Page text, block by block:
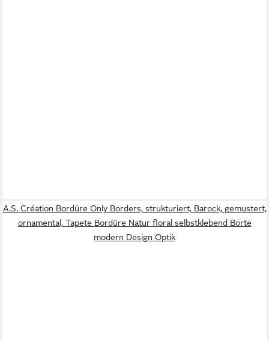
A.S. Création Bordüre Only Borders, strukturiert, Barock, gemustert,
ornamental, Tapete Bordüre Natur floral selbstklebend Borte
modern Design Optik